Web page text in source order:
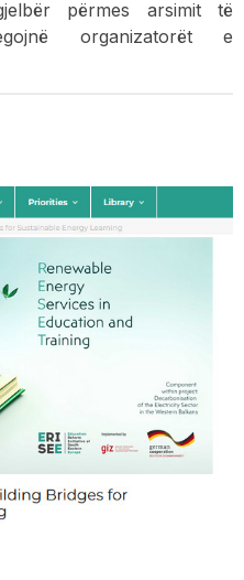
përmes arsimit të
organizatorët e